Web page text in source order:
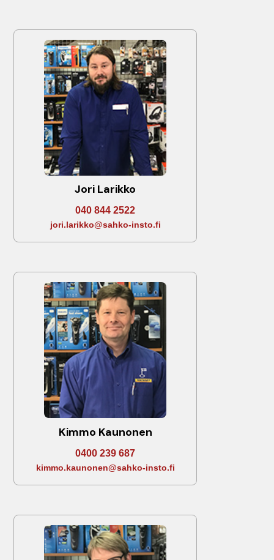
Jori Larikko
040 844 2522
jori.larikko@sahko-insto.fi
Kimmo Kaunonen
0400 239 687
kimmo.kaunonen@sahko-insto.fi